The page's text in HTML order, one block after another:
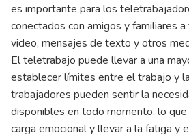
es importante para los
conectados con amigos y familiares
video, mensajes de texto y otros
El teletrabajo puede llevar a una
establecer límites entre el trabajo y
trabajadores pueden sentir la
disponibles en todo momento, lo
carga emocional y llevar a la fatiga y